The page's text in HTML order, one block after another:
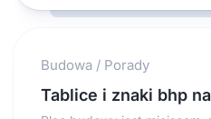
Budowa / Porady
Tablice i znaki bhp